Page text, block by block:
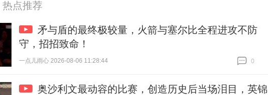
热点推荐
矛与盾的最终极较量，火箭与塞尔比全程进攻不防
守，招招致命！
一点儿雨心 2026-08-06 11:28:44
0
奥沙利文最动容的比赛，创造历史后当场泪目，英锦